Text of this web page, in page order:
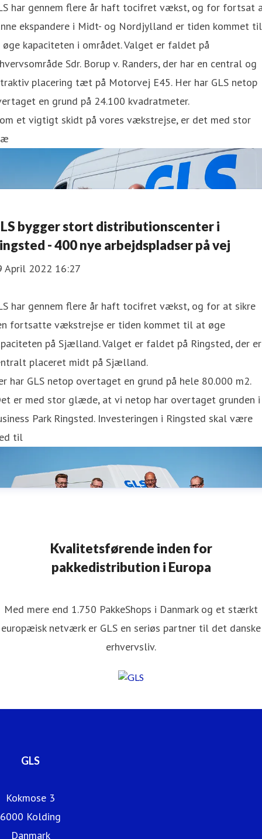
har gennem flere år haft tocifret vækst, og for fortsat
ekspandere i Midt- og Nordjylland er tiden kommet til
kapaciteten i området. Valget er faldet på
Sdr. Borup v. Randers, der har en central og
placering tæt på Motorvej E45. Her har GLS netop
en grund på 24.100 kvadratmeter.
et vigtigt skidt på vores vækstrejse, er det med stor
bygger stort distributionscenter i
- 400 nye arbejdspladser på vej
April 2022 16:27
har gennem flere år haft tocifret vækst, og for at sikre
fortsatte vækstrejse er tiden kommet til at øge
på Sjælland. Valget er faldet på Ringsted, der er
placeret midt på Sjælland.
har GLS netop overtaget en grund på hele 80.000 m2.
er med stor glæde, at vi netop har overtaget grunden i
Park Ringsted. Investeringen i Ringsted skal være
til
Kvalitetsførende inden for
pakkedistribution i Europa
Med mere end 1.750 PakkeShops i Danmark og et stærkt
europæisk netværk er GLS en seriøs partner til det danske
erhvervsliv.
GLS
Kokmose 3
6000 Kolding
Danmark